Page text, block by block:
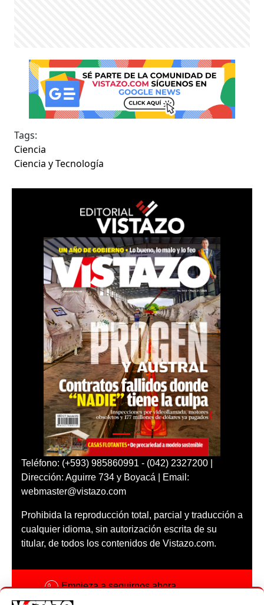
Tags:
Ciencia
Ciencia y Tecnología
Teléfono: (+593) 985860991 - (042) 2327200 |
Dirección: Aguirre 734 y Boyacá | Email:
webmaster@vistazo.com
Prohibida la reproducción total, parcial y traducción a
cualquier idioma, sin autorización escrita de su
titular, de todos los contenidos de Vistazo.com.
Empieza a seguirnos ahora